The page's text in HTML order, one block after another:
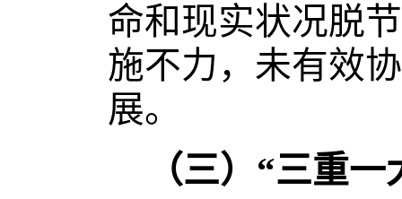
命和现实状况脱
施不力，未有效
展。
（三）“三重